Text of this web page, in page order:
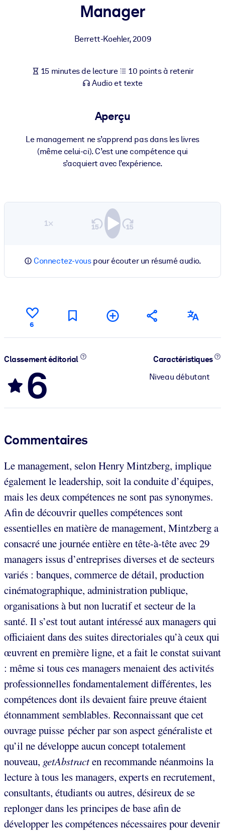
LMS/LXP pour de meilleurs résultats d'apprentissage.
commerciales fiables et prêtes à l'emploi.
Pour les systèmes d’IA
Alimentez vos systèmes d'IA avec des connaissances fiables et
structurées pour améliorer les résultats.
Manager
Berrett-Koehler,2009
15 minutes de lecture
10 points à retenir
Audio et texte
Aperçu
Le management ne s’apprend pas dans les livres
(même celui-ci). C’est une compétence qui
s’acquiert avec l’expérience.
1×
Connectez-vouspour écouter un résumé audio.
6
Classement éditorial
6
Caractéristiques
Niveau débutant
Commentaires
Le management, selon Henry Mintzberg, implique
également le leadership, soit la conduite d’équipes,
mais les deux compétences ne sont pas synonymes.
Afin de découvrir quelles compétences sont
essentielles en matière de management, Mintzberg a
consacré une journée entière en tête-à-tête avec 29
managers issus d’entreprises diverses et de secteurs
variés : banques, commerce de détail, production
cinématographique, administration publique,
organisations à but non lucratif et secteur de la
santé. Il s’est tout autant intéressé aux managers qui
officiaient dans des suites directoriales qu’à ceux qui
œuvrent en première ligne, et a fait le constat suivant
: même si tous ces managers menaient des activités
professionnelles fondamentalement différentes, les
compétences dont ils devaient faire preuve étaient
étonnamment semblables. Reconnaissant que cet
ouvrage puisse pécher par son aspect généraliste et
qu’il ne développe aucun concept totalement
nouveau, getAbstracten recommande néanmoins la
lecture à tous les managers, experts en recrutement,
consultants, étudiants ou autres, désireux de se
replonger dans les principes de base afin de
développer les compétences nécessaires pour devenir